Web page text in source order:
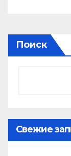
Поиск
Свежие